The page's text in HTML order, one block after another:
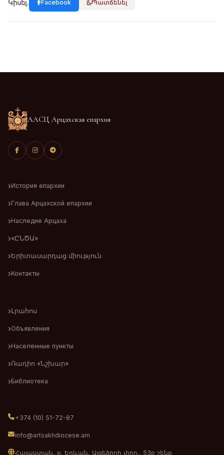
Կիսել. Facebook Պատճենել
ААСЦ Арцахская епархия
История епархии
Глава Арцахской епархии
Наследие Арцаха
«ԸՆԾԱ»
Երիտասարդաց միություն
Контакты
Լրահոս
Объявления
Населённые пункты
Ռադիո «Նշխար»
Библиотека
+374 (10) 51-72-87
info@artsakhdiocese.am
Հայաստան, ք. Երևան, Այգեձորի փող., 53բ շենք